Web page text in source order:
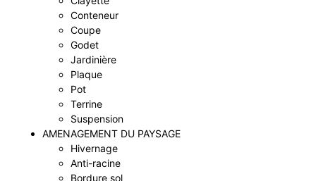
Conteneur
Coupe
Godet
Jardinière
Plaque
Pot
Terrine
Suspension
AMENAGEMENT DU PAYSAGE
Hivernage
Anti-racine
Bordure sol